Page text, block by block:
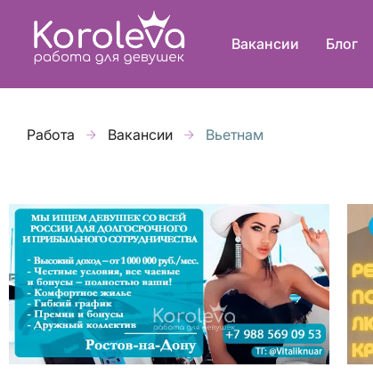
Вакансии Блог
Работа Вакансии Вьетнам